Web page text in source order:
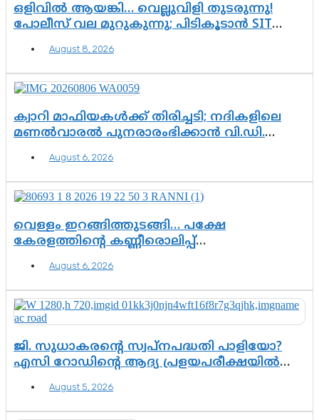
ഒളിവിൽ ആയങ്കി… വെല്ലുവിളി തുടരുന്നു!
പോലീസ് വല മുറുകുന്നു; പിടികൂടാൻ SIT
എന്നത് മാത്രം അല്ല—ആയങ്കി
കസ്റ്റഡിയിലായാൽ പുറത്തുവരുക
എന്തൊക്കെ വിവരങ്ങൾ?”
August 8, 2026
ക്വാറി മാഫിയകൾക്ക് തിരിച്ചടി; നദികളിലെ
മണൽവാരൽ പുനരാരംഭിക്കാൻ വി.ഡി.
August 6, 2026
വെള്ളം ഇറങ്ങിത്തുടങ്ങി… പക്ഷേ
കേരളത്തിന്റെ കണ്ണീരൊലിപ്പ്
August 6, 2026
ജി. സുധാകരന്റെ സ്വപ്നപദ്ധതി പാളിയോ?
എസി റോഡിന്റെ ആദ്യ പ്രളയപരീക്ഷയിൽ
August 5, 2026